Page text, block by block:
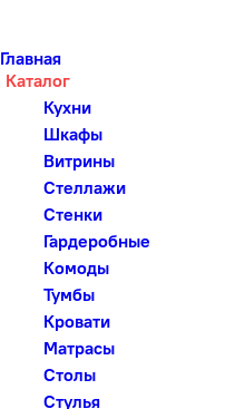
Главная
Каталог
Кухни
Шкафы
Витрины
Стеллажи
Стенки
Гардеробные
Комоды
Тумбы
Кровати
Матрасы
Столы
Стулья